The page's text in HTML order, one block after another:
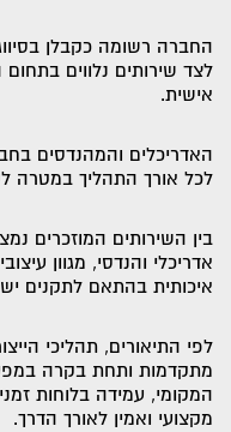
לצד שירותים נלווים
אישית.
האדריכלים והמהנדסים
לכל אורך התהליך במטרה
בין השירותים המוזכרים
אדריכלי והנדסי, מגוון
איכותית בהתאם לתקנים
לפי התיאורים, תהליכי
מתקדמות ותחת בקרה
המקומי, עמידה בלוחות
מקצועי ואמין לאורך הדרך.